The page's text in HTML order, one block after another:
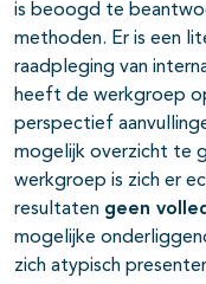
is beoogd te
methoden. Er is een
raadpleging van
heeft de werkgroep
perspectief
mogelijk overzicht te
werkgroep is zich er
resultaten geen
mogelijke
zich atypisch